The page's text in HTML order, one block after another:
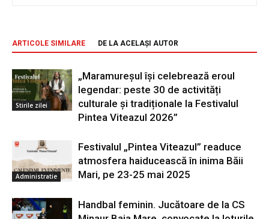
ARTICOLE SIMILARE DE LA ACELAȘI AUTOR
Stirile zilei
„Maramureșul își celebrează eroul
legendar: peste 30 de activități
culturale și tradiționale la Festivalul
Pintea Viteazul 2026”
Administratie
Festivalul „Pintea Viteazul” readuce
atmosfera haiducească în inima Băii
Mari, pe 23-25 mai 2025
Handbal feminin. Jucătoare de la CS